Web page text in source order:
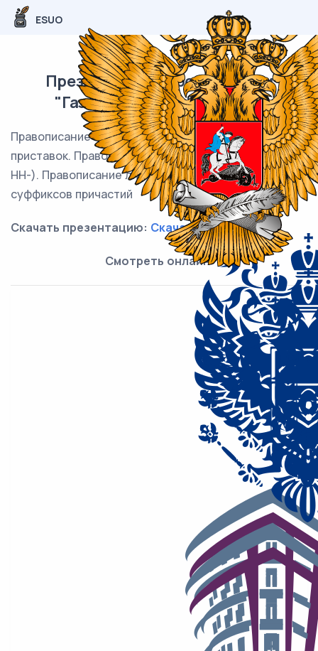
ESUO
Презентация к уроку физики
"Газовые законы" 10 класс
Правописание корней. Правописание
приставок. Правописание суффиксов (кроме -Н-/-
НН-). Пра­во­пи­са­ние личных окон­ча­ний глаголов и
суф­фик­сов причастий
Скачать презентацию: Скачать
Смотреть онлайн